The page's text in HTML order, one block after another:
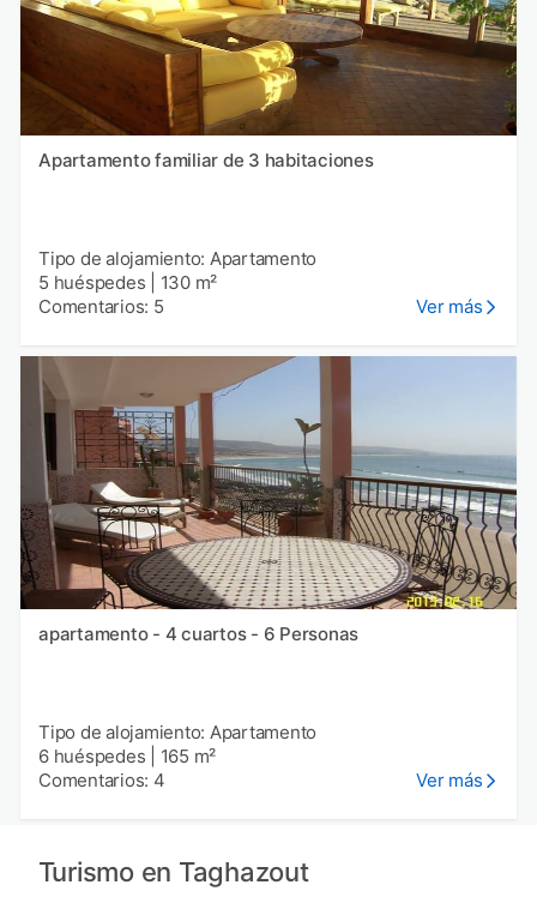
Apartamento familiar de 3 habitaciones
Tipo de alojamiento: Apartamento
5 huéspedes
130 m²
Comentarios: 5
Ver más
apartamento - 4 cuartos - 6 Personas
Tipo de alojamiento: Apartamento
6 huéspedes
165 m²
Comentarios: 4
Ver más
Turismo en Taghazout